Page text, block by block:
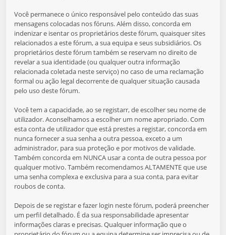
Você permanece o único responsável pelo conteúdo das suas
mensagens colocadas nos fóruns. Além disso, concorda em
indenizar e isentar os proprietários deste fórum, quaisquer sites
relacionados a este fórum, a sua equipa e seus subsidiários. Os
proprietários deste fórum também se reservam no direito de
revelar a sua identidade (ou qualquer outra informação
relacionada coletada neste serviço) no caso de uma reclamação
formal ou ação legal decorrente de qualquer situação causada
pelo uso deste fórum.
Você tem a capacidade, ao se registarr, de escolher seu nome de
utilizador. Aconselhamos a escolher um nome apropriado. Com
esta conta de utilizador que está prestes a registar, concorda em
nunca fornecer a sua senha a outra pessoa, exceto a um
administrador, para sua proteção e por motivos de validade.
Também concorda em NUNCA usar a conta de outra pessoa por
qualquer motivo. Também recomendamos ALTAMENTE que use
uma senha complexa e exclusiva para a sua conta, para evitar
roubos de conta.
Depois de se registar e fazer login neste fórum, poderá preencher
um perfil detalhado. É da sua responsabilidade apresentar
informações claras e precisas. Qualquer informação que o